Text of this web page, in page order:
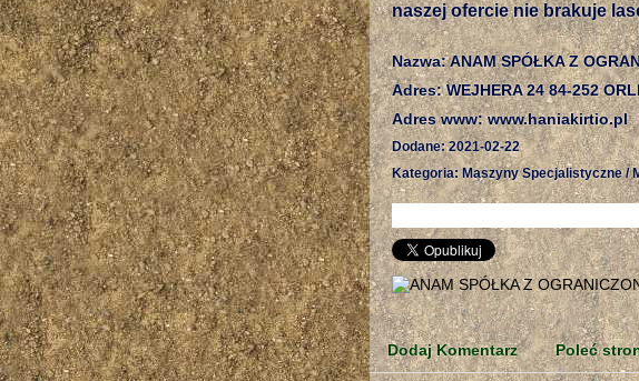
naszej ofercie nie brakuje
Nazwa: ANAM SPÓŁKA Z
Adres: WEJHERA 24 84-252
Adres www: www.haniakirtio.pl
Dodane: 2021-02-22
Kategoria: Maszyny Specjalistyczne /
Dodaj Komentarz Poleć